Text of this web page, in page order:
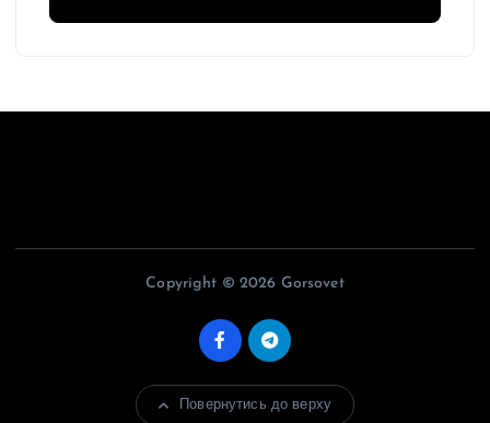
Copyright © 2026 Gorsovet
Повернутись до верху